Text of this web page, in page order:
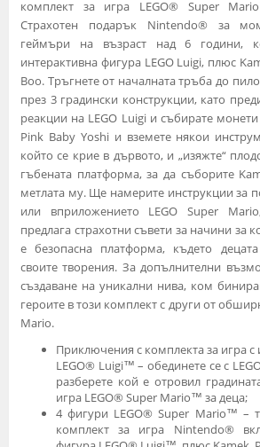
комплект за игра LEGO® Super
Страхотен подарък Nintendo® за
геймъри на възраст над 6 години,
интерактивна фигура LEGO Luigi, плюс
Boo. Тръгнете от началната тръба до
през 3 градински конструкции, като
реакции на LEGO Luigi и събирате
Pink Baby Yoshi и вземете някои
който се крие в дървото, и „изяжте“
гъбената платформа, за да съборите
метлата му. Ще намерите инструкции за
или вприложението LEGO Super
предлага страхотни съвети за начини за
е безопасна платформа, където
своите творения. За допълнителни
създаване на уникални нива, ком
героите в този комплект с други от
Mario.
Приключения с комплекта за игра с
LEGO® Luigi™ – обединете се с
разберете кой е отровил
игра LEGO® Super Mario™ за деца;
4 фигури LEGO® Super Mario™ –
комплект за игра Nintendo®